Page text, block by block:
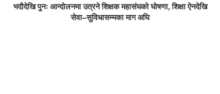
भदौदेखि पुनः आन्दोलनमा उत्रने शिक्षक महासंघको घोषणा, शिक्षा ऐनदेखि
सेवा–सुविधासम्मका माग अघि